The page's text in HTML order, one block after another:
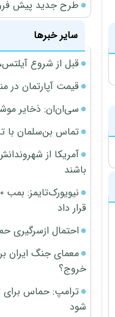
طرح جدید پیش فروش
سایر خبرها
قبل از شروع
قیمت آپارتمان در منطقه 22 تهران
سی‌ان‌ان: ذخایر
تماس بن‌سلمان با
آمریکا از
باشند
قرار داد
احتمال ازسرگیری
معمای جنگ ایران
خروج؟
ترامپ: حماس برای
شود